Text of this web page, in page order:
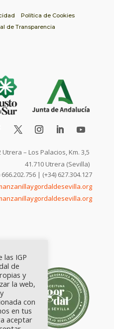
Política de Cookies
de Transparencia
Utrera – Los Palacios, Km. 3,5
41.710 Utrera (Sevilla)
| (+34) 627.304.127
las IGP
de
y
la web,
con
en tus
aceptar